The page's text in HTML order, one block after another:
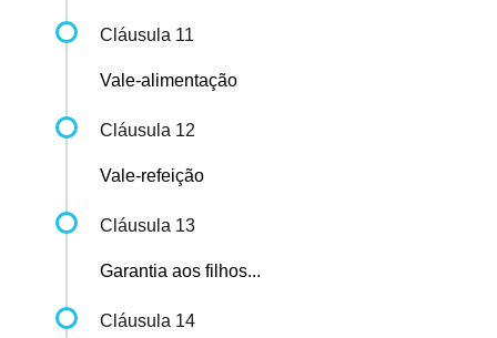
Cláusula 11
Vale-alimentação
Cláusula 12
Vale-refeição
Cláusula 13
Garantia aos filhos...
Cláusula 14